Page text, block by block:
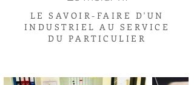
LE SAVOIR-FAIRE D'UN
INDUSTRIEL AU SERVICE
DU PARTICULIER